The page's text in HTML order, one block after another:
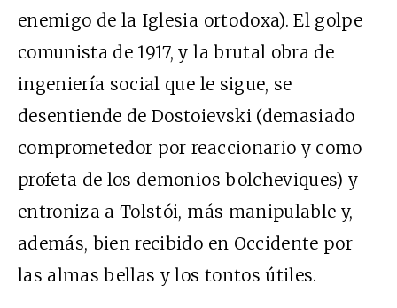
enemigo de la Iglesia ortodoxa). El golpe
comunista de 1917, y la brutal obra de
ingeniería social que le sigue, se
desentiende de Dostoievski (demasiado
comprometedor por reaccionario y como
profeta de los demonios bolcheviques) y
entroniza a Tolstói, más manipulable y,
además, bien recibido en Occidente por
las almas bellas y los tontos útiles.